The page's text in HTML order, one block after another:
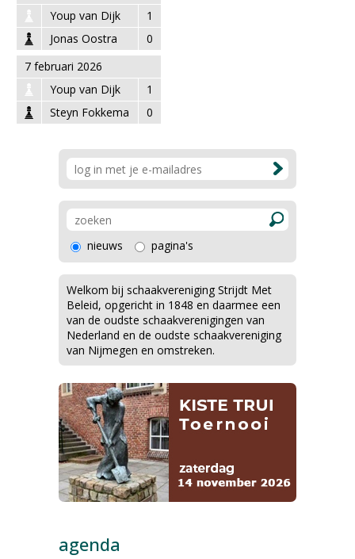
Youp van Dijk
1
Jonas Oostra
0
7 februari 2026
Youp van Dijk
1
Steyn Fokkema
0
nieuws pagina's
Welkom bij schaakvereniging Strijdt Met
Beleid, opgericht in 1848 en daarmee een
van de oudste schaakverenigingen van
Nederland en de oudste schaakvereniging
van Nijmegen en omstreken.
agenda